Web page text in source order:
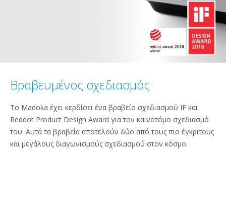
Βραβευμένος σχεδιασμός
Το Madoka έχει κερδίσει ένα βραβείο σχεδιασμού IF και
Reddot Product Design Award για τον καινοτόμο σχεδιασμό
του. Αυτά τα βραβεία αποτελούν δύο από τους πιο έγκριτους
και μεγάλους διαγωνισμούς σχεδιασμού στον κόσμο.